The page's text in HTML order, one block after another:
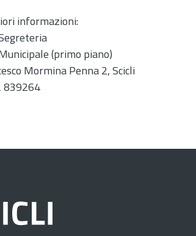
informazioni:
(primo piano)
Mormina Penna 2, Scicli
839264